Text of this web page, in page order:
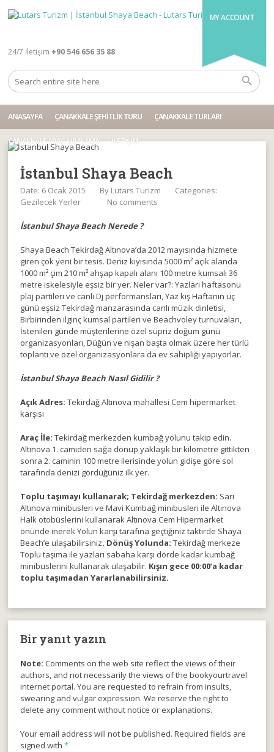
MY ACCOUNT
24/7 İletişim +90 546 656 35 88
ANASAYFA ÇANAKKALE ŞEHITLIK TURU ÇANAKKALE TURLARI
ÇANAKKALE ARAÇ KIRALAMA İLETIŞIM
İstanbul Shaya Beach
Date: 6 Ocak 2015 By Lutars Turizm
Categories:
Gezilecek Yerler
No comments
İstanbul Shaya Beach Nerede ?
Shaya Beach Tekirdağ Altınova’da 2012 mayısında hizmete
giren çok yeni bir tesis. Deniz kıyısında 5000 m² açık alanda
1000 m² çim 210 m² ahşap kapalı alanı 100 metre kumsalı 36
metre iskelesiyle eşsiz bir yer. Neler var?: Yazları haftasonu
plaj partileri ve canlı Dj performansları, Yaz kış Haftanın üç
günü eşsiz Tekirdağ manzarasında canlı müzik dinletisi,
Birbirinden ilginç kumsal partileri ve Beachvoley turnuvaları,
İstenilen günde müşterilerine özel süpriz doğum günü
organizasyonları, Düğün ve nişan başta olmak üzere her türlü
toplantı ve özel organizasyonlara da ev sahipliği yapıyorlar.
İstanbul Shaya Beach Nasıl Gidilir ?
Açık Adres: Tekirdağ Altınova mahallesi Cem hipermarket
karşısı
Araç İle: Tekirdağ merkezden kumbağ yolunu takip edin.
Altınova 1. camiden sağa dönüp yaklaşık bir kilometre gittikten
sonra 2. caminin 100 metre ilerisinde yolun gidişe göre sol
tarafında denizi gördüğüniz ilk yer.
Toplu taşımayı kullanarak; Tekirdağ merkezden: Sarı
Altınova minibusleri ve Mavi Kumbağ minibusleri ile Altınova
Halk otobüslerini kullanarak Altınova Cem Hipermarket
önünde inerek Yolun karşı tarafına geçtiğiniz taktirde Shaya
Beach’e ulaşabilirsiniz. Dönüş Yolunda: Tekirdağ merkeze
Toplu taşıma ile yazları sabaha karşı dörde kadar kumbağ
minibuslerini kullanarak ulaşabilir. Kışın gece 00:00’a kadar
toplu taşımadan Yararlanabilirsiniz.
Bir yanıt yazın
Note: Comments on the web site reflect the views of their
authors, and not necessarily the views of the bookyourtravel
internet portal. You are requested to refrain from insults,
swearing and vulgar expression. We reserve the right to
delete any comment without notice or explanations.
Your email address will not be published. Required fields are
signed with*